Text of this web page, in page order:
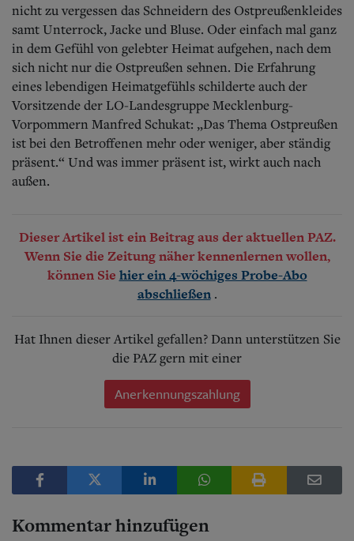
nicht zu vergessen das Schneidern des Ostpreußenkleides
samt Unterrock, Jacke und Bluse. Oder einfach mal ganz
in dem Gefühl von gelebter Heimat aufgehen, nach dem
sich nicht nur die Ostpreußen sehnen. Die Erfahrung
eines lebendigen Heimatgefühls schilderte auch der
Vorsitzende der LO-Landesgruppe Mecklenburg-
Vorpommern Manfred Schukat: „Das Thema Ostpreußen
ist bei den Betroffenen mehr oder weniger, aber ständig
präsent.“ Und was immer präsent ist, wirkt auch nach
außen.
Dieser Artikel ist ein Beitrag aus der aktuellen PAZ.
Wenn Sie die Zeitung näher kennenlernen wollen,
können Sie hier ein 4-wöchiges Probe-Abo
abschließen .
Hat Ihnen dieser Artikel gefallen? Dann unterstützen Sie
die PAZ gern mit einer
Anerkennungszahlung
Kommentar hinzufügen